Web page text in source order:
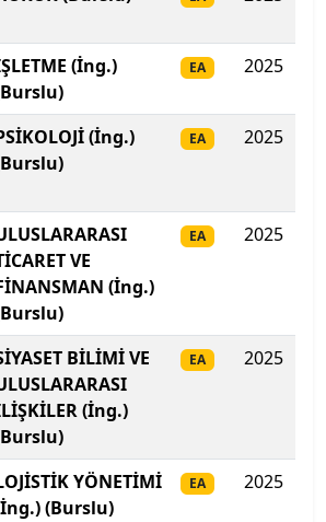
Üniversitesi
Üniversitesi
Üniversitesi
Zaim Üniversitesi
ve Sosyal Bilimler Meslek Y.O.
ve Sosyal Bilimler Meslek Y.O.
ve Teknoloji Üniversitesi
Y.O.
Üniversitesi
(İng.)
EA 2025
(İng.)
EA 2025
VE
(İng.)
EA 2025
BİLİMİ VE
(İng.)
EA 2025
YÖNETİMİ
(Burslu)
EA 2025